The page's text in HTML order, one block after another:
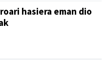
hasiera eman dio